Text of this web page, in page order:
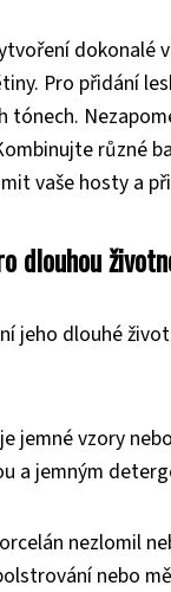
Pro přidání
různé
vaše hosty a
dlouhou
jeho dlouhé
jemné vzory
a jemným
nezlomil
nebo